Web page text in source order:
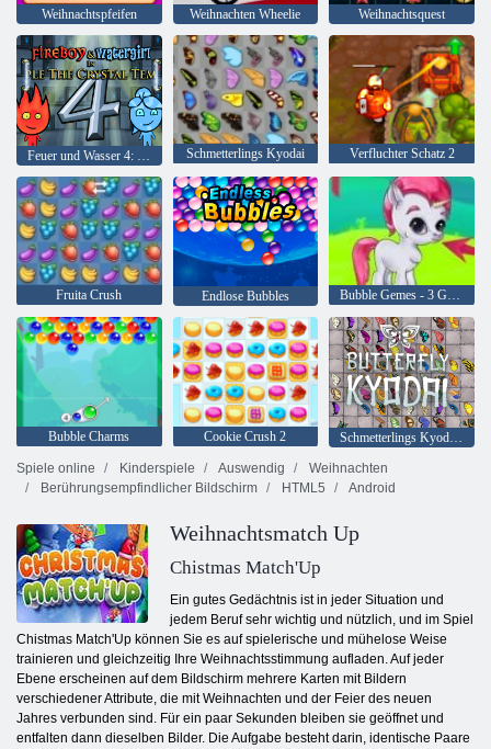
Weihnachtspfeifen Weihnachten Wheelie Weihnachtsquest
Schmetterlings Kyodai Verfluchter Schatz 2
Fruita Crush Endlose Bubbles Bubble Gemes - 3 Gewinnt
Bubble Charms Cookie Crush 2
Schmetterlings Kyodai HD
Spiele online
Kinderspiele Auswendig
Weihnachten
Berührungsempfindlicher Bildschirm
HTML5 Android
Weihnachtsmatch Up
Chistmas Match'Up
Ein gutes Gedächtnis ist in jeder Situation und
jedem Beruf sehr wichtig und nützlich, und im Spiel
Chistmas Match'Up können Sie es auf spielerische und mühelose Weise
trainieren und gleichzeitig Ihre Weihnachtsstimmung aufladen. Auf jeder
Ebene erscheinen auf dem Bildschirm mehrere Karten mit Bildern
verschiedener Attribute, die mit Weihnachten und der Feier des neuen
Jahres verbunden sind. Für ein paar Sekunden bleiben sie geöffnet und
entfalten dann dieselben Bilder. Die Aufgabe besteht darin, identische Paare